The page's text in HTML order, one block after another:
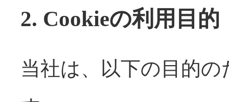
2. Cookieの利用目的
当社は、以下の目的